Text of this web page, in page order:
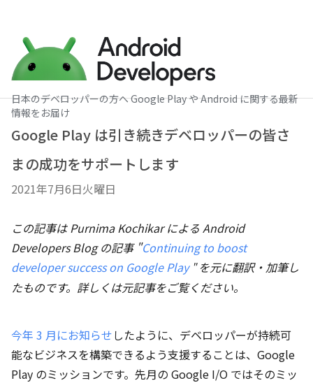
日本のデベロッパーの方へ Google Play や Android に関する最新
情報をお届け
Google Play は引き続きデベロッパーの皆さ
まの成功をサポートします
2021年7月6日火曜日
この記事は Purnima Kochikar による Android
Developers Blog の記事 "Continuing to boost
developer success on Google Play " を元に翻訳・加筆し
たものです。詳しくは元記事をご覧ください。
今年 3 月にお知らせしたように、デベロッパーが持続可
能なビジネスを構築できるよう支援することは、Google
Play のミッションです。先月の Google I/O ではそのミッ